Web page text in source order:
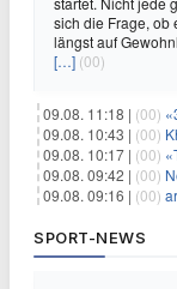
sich die Frage, ob
längst auf
[…] (00)
09.08. 11:18 | (00)
09.08. 10:43 | (00)
09.08. 10:17 | (00)
09.08. 09:42 | (00)
09.08. 09:16 | (00)
SPORT-NEWS